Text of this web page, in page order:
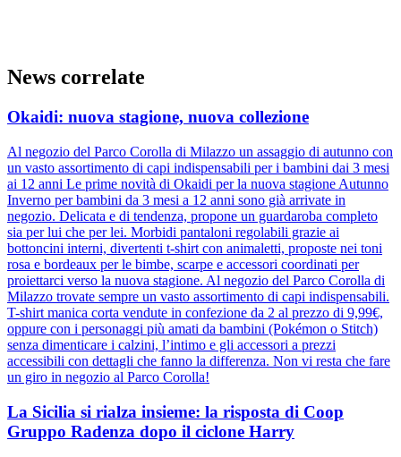
News correlate
Okaidi: nuova stagione, nuova collezione
Al negozio del Parco Corolla di Milazzo un assaggio di autunno con
un vasto assortimento di capi indispensabili per i bambini dai 3 mesi
ai 12 anni Le prime novità di Okaidi per la nuova stagione Autunno
Inverno per bambini da 3 mesi a 12 anni sono già arrivate in
negozio. Delicata e di tendenza, propone un guardaroba completo
sia per lui che per lei. Morbidi pantaloni regolabili grazie ai
bottoncini interni, divertenti t-shirt con animaletti, proposte nei toni
rosa e bordeaux per le bimbe, scarpe e accessori coordinati per
proiettarci verso la nuova stagione. Al negozio del Parco Corolla di
Milazzo trovate sempre un vasto assortimento di capi indispensabili.
T-shirt manica corta vendute in confezione da 2 al prezzo di 9,99€,
oppure con i personaggi più amati da bambini (Pokémon o Stitch)
senza dimenticare i calzini, l’intimo e gli accessori a prezzi
accessibili con dettagli che fanno la differenza. Non vi resta che fare
un giro in negozio al Parco Corolla!
La Sicilia si rialza insieme: la risposta di Coop
Gruppo Radenza dopo il ciclone Harry